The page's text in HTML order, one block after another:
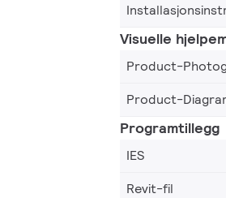
Visuelle
Product-
Product-
Programtillegg
IES
Revit-fil